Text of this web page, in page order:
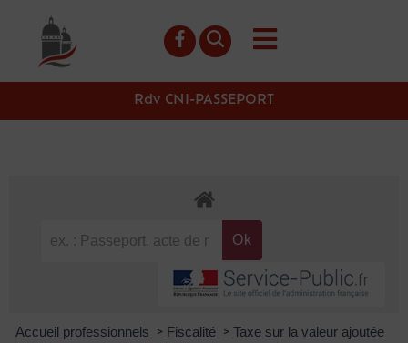
principal
Rdv CNI-PASSEPORT
Accueil professionnels > Fiscalité > Taxe sur la valeur ajoutée